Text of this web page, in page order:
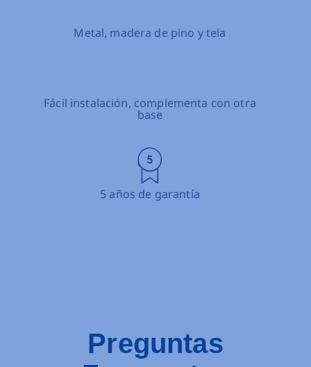
Madera de pino
Fácil instalación, complementa
3 años de garantía
Preguntas